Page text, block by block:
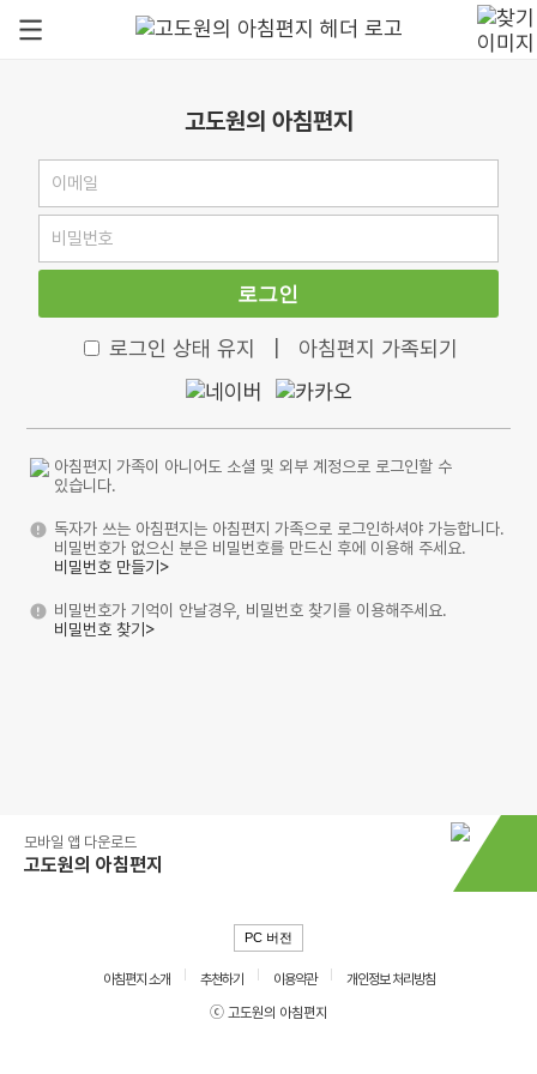
고도원의 아침편지
로그인
로그인 상태 유지 아침편지 가족되기
아침편지 가족이 아니어도 소셜 및 외부 계정으로 로그인할 수
있습니다.
독자가 쓰는 아침편지는 아침편지 가족으로 로그인하셔야 가능합니다.
비밀번호가 없으신 분은 비밀번호를 만드신 후에 이용해 주세요.
비밀번호 만들기>
비밀번호가 기억이 안날경우, 비밀번호 찾기를 이용해주세요.
비밀번호 찾기>
모바일 앱 다운로드
고도원의 아침편지
PC 버전
아침편지 소개 추천하기 이용약관
개인정보 처리방침
ⓒ 고도원의 아침편지